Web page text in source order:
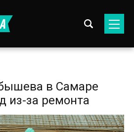
в Самаре
из-за ремонта